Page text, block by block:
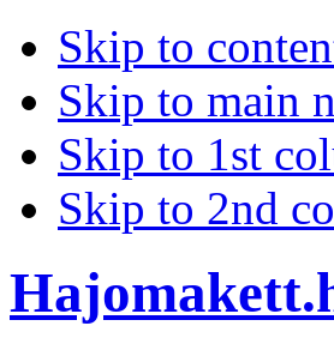
Skip to
Skip to main
Skip to 1st
Skip to 2nd